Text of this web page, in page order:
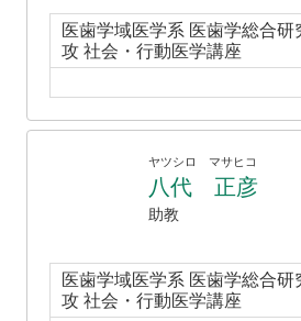
医歯学域医学系 医歯学総合研
攻 社会・行動医学講座
ヤツシロ マサヒコ
八代 正彦
助教
医歯学域医学系 医歯学総合研
攻 社会・行動医学講座